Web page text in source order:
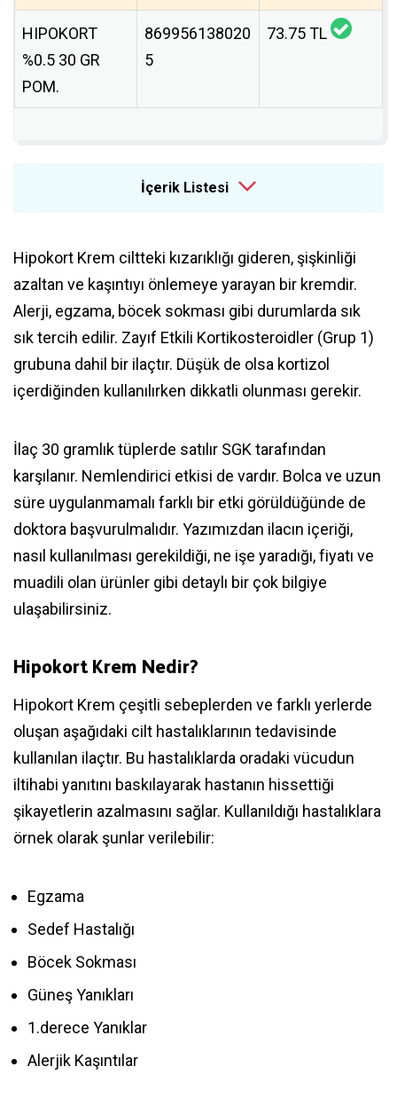
HIPOKORT
%0.5 30 GR
POM.
869956138020
5
73.75 TL
İçerik Listesi
Hipokort Krem ciltteki kızarıklığı gideren, şişkinliği
azaltan ve kaşıntıyı önlemeye yarayan bir kremdir.
Alerji, egzama, böcek sokması gibi durumlarda sık
sık tercih edilir. Zayıf Etkili Kortikosteroidler (Grup 1)
grubuna dahil bir ilaçtır. Düşük de olsa kortizol
içerdiğinden kullanılırken dikkatli olunması gerekir.
İlaç 30 gramlık tüplerde satılır SGK tarafından
karşılanır. Nemlendirici etkisi de vardır. Bolca ve uzun
süre uygulanmamalı farklı bir etki görüldüğünde de
doktora başvurulmalıdır. Yazımızdan ilacın içeriği,
nasıl kullanılması gerekildiği, ne işe yaradığı, fiyatı ve
muadili olan ürünler gibi detaylı bir çok bilgiye
ulaşabilirsiniz.
Hipokort Krem Nedir?
Hipokort Krem çeşitli sebeplerden ve farklı yerlerde
oluşan aşağıdaki cilt hastalıklarının tedavisinde
kullanılan ilaçtır. Bu hastalıklarda oradaki vücudun
iltihabi yanıtını baskılayarak hastanın hissettiği
şikayetlerin azalmasını sağlar. Kullanıldığı hastalıklara
örnek olarak şunlar verilebilir:
Egzama
Sedef Hastalığı
Böcek Sokması
Güneş Yanıkları
1.derece Yanıklar
Alerjik Kaşıntılar